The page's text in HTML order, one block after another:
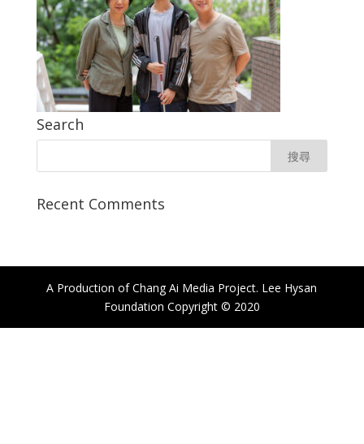
Search
Recent Comments
A Production of Chang Ai Media Project. Lee Hysan
Foundation Copyright © 2020